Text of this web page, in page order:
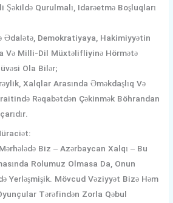
Şəkildə Qurulmalı, Idarəetmə Boşluqları
Ədalətə, Demokratiyaya, Hakimiyyətin
Və Milli-Dil Müxtəlifliyinə Hörmətə
Ola Bilər;
Xalqlar Arasında Əməkdaşlıq Və
Rəqabətdən Çəkinmək Böhrandan
Biz – Azərbaycan Xalqı – Bu
Rolumuz Olmasa Da, Onun
Yerləşmişik. Mövcud Vəziyyət Bizə Həm
Tərəfindən Zorla Qəbul